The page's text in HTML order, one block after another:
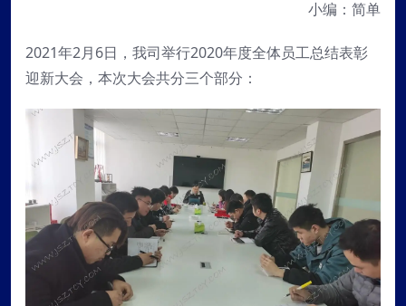
小编：简单
2021年2月6日，我司举行2020年度全体员工总结表彰
迎新大会，本次大会共分三个部分：